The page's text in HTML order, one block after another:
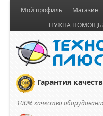
Мой профиль
Магазин
НУЖНА ПОМОЩЬ?
Гарантия
100% качество